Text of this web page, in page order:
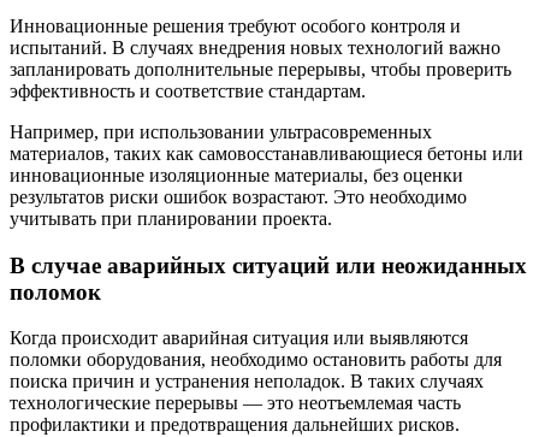
Инновационные решения требуют особого контроля и
испытаний. В случаях внедрения новых технологий важно
запланировать дополнительные перерывы, чтобы проверить
эффективность и соответствие стандартам.
Например, при использовании ультрасовременных
материалов, таких как самовосстанавливающиеся бетоны или
инновационные изоляционные материалы, без оценки
результатов риски ошибок возрастают. Это необходимо
учитывать при планировании проекта.
В случае аварийных ситуаций или неожиданных
поломок
Когда происходит аварийная ситуация или выявляются
поломки оборудования, необходимо остановить работы для
поиска причин и устранения неполадок. В таких случаях
технологические перерывы — это неотъемлемая часть
профилактики и предотвращения дальнейших рисков.